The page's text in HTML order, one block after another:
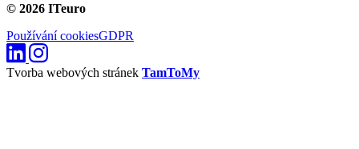
© 2026 ITeuro
Používání cookiesGDPR
Tvorba webových stránek TamToMy